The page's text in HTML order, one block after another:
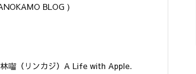
BLOG )
林囓（リンカジ）A Life with Apple.